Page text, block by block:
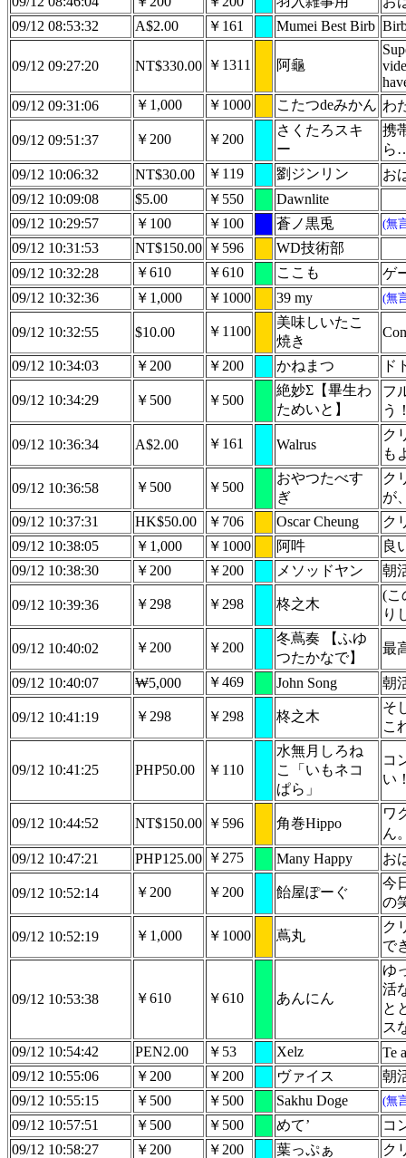
09/12 08:53:32
A$2.00 ￥161 Mumei Best Birb
09/12 09:27:20 NT$330.00 ￥1311 阿龜
09/12 09:31:06
￥1,000 ￥1000 こたつdeみかん わ
09/12 09:51:37 ￥200 ￥200
さくたろスキ
ー
携
ら
09/12 10:06:32
NT$30.00 ￥119 劉ジンリン
お
09/12 10:09:08
$5.00 ￥550
Dawnlite
09/12 10:29:57
￥100 ￥100 蒼ノ黒兎 (無
09/12 10:31:53 NT$150.00 ￥596
WD技術部
09/12 10:32:28
￥610 ￥610 ここも
ゲ
09/12 10:32:36
￥1,000 ￥1000 39 my (無
09/12 10:32:55 $10.00 ￥1100
美味しいたこ
焼き
09/12 10:34:03 ￥200 ￥200 かねまつ ド
09/12 10:34:29 ￥500 ￥500
絶妙Σ【畢生わ
ためいと】
フ
う
09/12 10:36:34 A$2.00 ￥161 Walrus
ク
も
09/12 10:36:58 ￥500 ￥500
おやつたべす
ぎ
ク
が
09/12 10:37:31
HK$50.00 ￥706 Oscar Cheung
ク
09/12 10:38:05
￥1,000 ￥1000 阿吽
良
09/12 10:38:30
￥200 ￥200 メソッドヤン 朝
09/12 10:39:36 ￥298 ￥298 柊之木
(こ
り
09/12 10:40:02 ￥200 ￥200
冬蔦奏 【ふゆ
つたかなで】
最
09/12 10:40:07 ₩5,000 ￥469 John Song 朝
09/12 10:41:19 ￥298 ￥298 柊之木
そ
こ
09/12 10:41:25 PHP50.00 ￥110
水無月しろね
こ「いもネコ
ぱら」
コ
い
09/12 10:44:52 NT$150.00 ￥596 角巻Hippo
ワ
ん
09/12 10:47:21
PHP125.00 ￥275 Many Happy お
09/12 10:52:14 ￥200 ￥200 飴屋ぽーぐ
今
の
09/12 10:52:19 ￥1,000 ￥1000 蔦丸
ク
で
09/12 10:53:38 ￥610 ￥610 あんにん
ゆ
活
と
ス
09/12 10:54:42
PEN2.00 ￥53 Xelz
Te
09/12 10:55:06
￥200 ￥200 ヴァイス
朝
09/12 10:55:15
￥500 ￥500 Sakhu Doge (無
09/12 10:57:51 ￥500 ￥500 めて’
コ
09/12 10:58:27
￥200 ￥200 葉っぷぁ
ク